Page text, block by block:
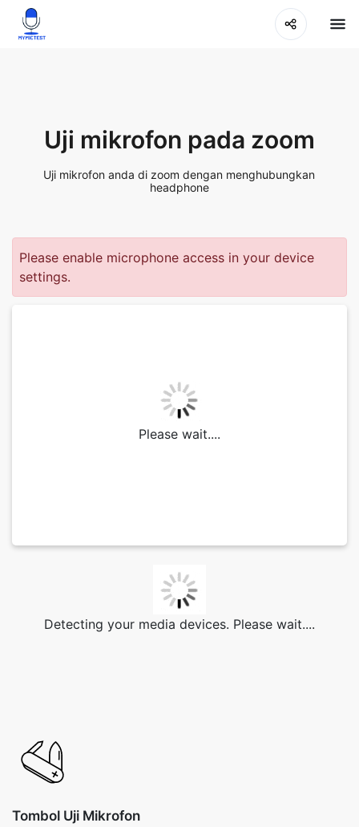
Uji mikrofon pada zoom
Uji mikrofon anda di zoom dengan menghubungkan
headphone
Please enable microphone access in your device
settings.
Please wait....
Detecting your media devices. Please wait....
Tombol Uji Mikrofon